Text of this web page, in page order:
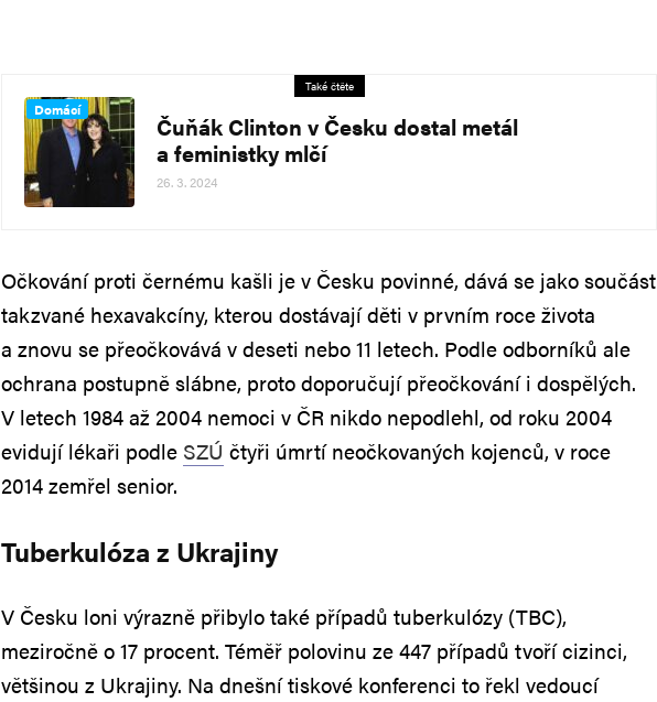
Také čtěte
Domácí
Čuňák Clinton v Česku dostal metál
a feministky mlčí
26. 3. 2024
Očkování proti černému kašli je v Česku povinné, dává se jako součást
takzvané hexavakcíny, kterou dostávají děti v prvním roce života
a znovu se přeočkovává v deseti nebo 11 letech. Podle odborníků ale
ochrana postupně slábne, proto doporučují přeočkování i dospělých.
V letech 1984 až 2004 nemoci v ČR nikdo nepodlehl, od roku 2004
evidují lékaři podle SZÚ čtyři úmrtí neočkovaných kojenců, v roce
2014 zemřel senior.
Tuberkulóza z Ukrajiny
V Česku loni výrazně přibylo také případů tuberkulózy (TBC),
meziročně o 17 procent. Téměř polovinu ze 447 případů tvoří cizinci,
většinou z Ukrajiny. Na dnešní tiskové konferenci to řekl vedoucí